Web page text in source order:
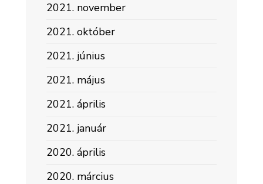
2021. november
2021. október
2021. június
2021. május
2021. április
2021. január
2020. április
2020. március